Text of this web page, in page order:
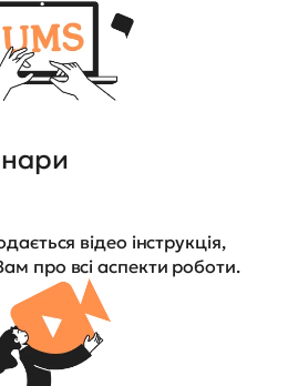
відео інструкція,
про всі аспекти роботи.